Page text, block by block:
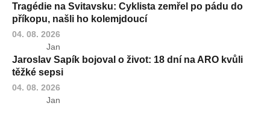
Tragédie na Svitavsku: Cyklista zemřel po pádu do
příkopu, našli ho kolemjdoucí
04. 08. 2026
Jan
Jaroslav Sapík bojoval o život: 18 dní na ARO kvůli
těžké sepsi
04. 08. 2026
Jan